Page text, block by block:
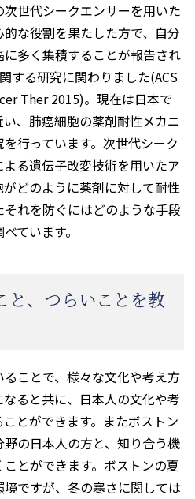
世代シークエンサーを用いた
な役割を果たした方で、自分
多く集積することが報告され
する研究に関わりました(ACS
Ther 2015)。現在は日本で
、肺癌細胞の薬剤耐性メカニ
行っています。次世代シーク
よる遺伝子改変技術を用いたア
どのように薬剤に対して耐性
れを防ぐにはどのような手段
ています。
と、つらいことを教
ことで、様々な文化や考え方
ると共に、日本人の文化や考
とができます。またボストン
の日本人の方と、知り合う機
とができます。ボストンの夏
ですが、冬の寒さに関しては